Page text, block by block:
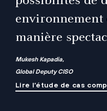
environnement
manière
Mukesh Kapadia,
Global Deputy CISO
Lire l’étude de cas